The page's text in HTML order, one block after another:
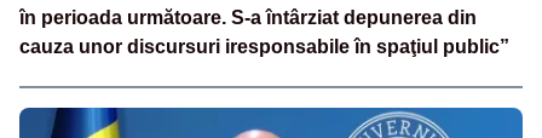
în perioada următoare. S-a întârziat depunerea din
cauza unor discursuri iresponsabile în spaţiul public”